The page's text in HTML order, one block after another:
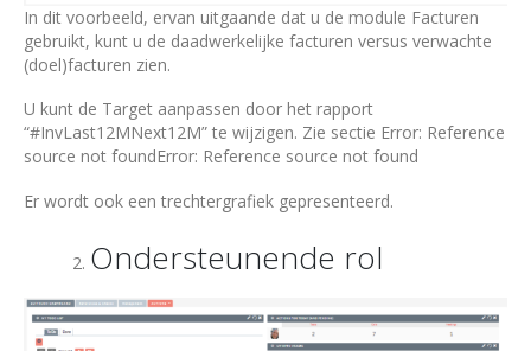
In dit voorbeeld, ervan uitgaande dat u de module Facturen
gebruikt, kunt u de daadwerkelijke facturen versus verwachte
(doel)facturen zien.
U kunt de Target aanpassen door het rapport
“#InvLast12MNext12M” te wijzigen. Zie sectie Error: Reference
source not foundError: Reference source not found
Er wordt ook een trechtergrafiek gepresenteerd.
Ondersteunende rol